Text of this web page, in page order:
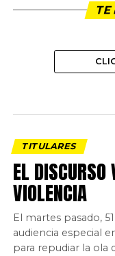
TE
TITULARES
EL DISCURSO
VIOLENCIA
El martes pasado,
audiencia especial
para repudiar la ola